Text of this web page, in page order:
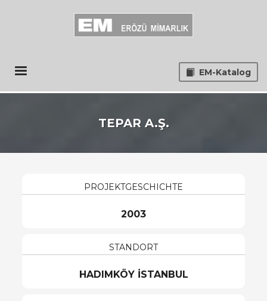
EM-Katalog
TEPAR A.Ş.
PROJEKTGESCHICHTE
2003
STANDORT
HADIMKÖY İSTANBUL